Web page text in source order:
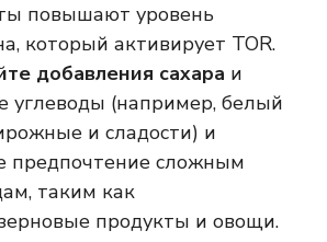
повышают уровень
который активирует TOR.
добавления сахара и
углеводы (например, белый
и сладости) и
предпочтение сложным
таким как
продукты и овощи.